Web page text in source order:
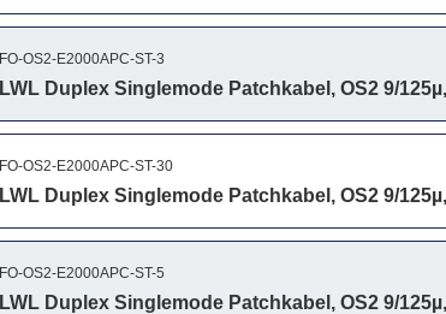
FO-OS2-E2000APC-ST-3
LWL Duplex Singlemode Patchkabel, OS2 9/
FO-OS2-E2000APC-ST-30
LWL Duplex Singlemode Patchkabel, OS2 9/
FO-OS2-E2000APC-ST-5
LWL Duplex Singlemode Patchkabel, OS2 9/